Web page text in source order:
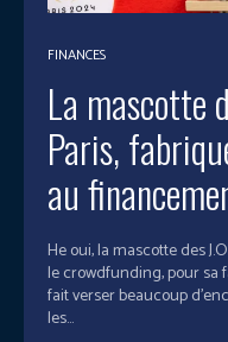
FINANCES
La mascotte
Paris,
au
He oui, la mascotte des
le crowdfunding, pour sa
fait verser beaucoup
les...